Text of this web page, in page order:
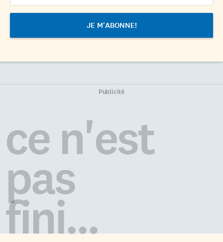
Publicité
ce n'est
pas
fini...